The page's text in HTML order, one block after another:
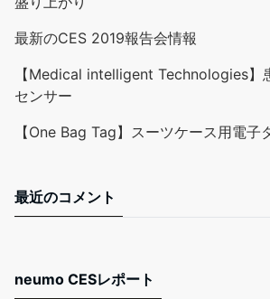
最新のCES 2019報告会情報
【Medical intelligent Technologies】
センサー
【One Bag Tag】スーツケース用電子
最近のコメント
neumo CESレポート